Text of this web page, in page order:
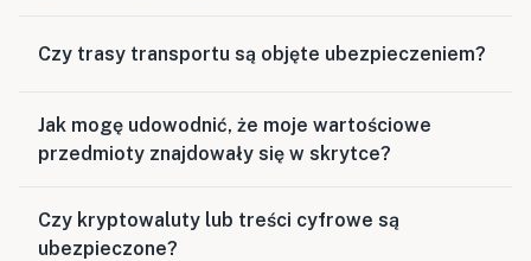
Czy trasy transportu są objęte ubezpieczeniem?
Jak mogę udowodnić, że moje wartościowe
przedmioty znajdowały się w skrytce?
Czy kryptowaluty lub treści cyfrowe są
ubezpieczone?